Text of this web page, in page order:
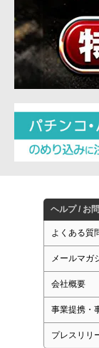
ヘルプ / お
よくある質
メールマガ
会社概要
事業提携・
プレスリリ